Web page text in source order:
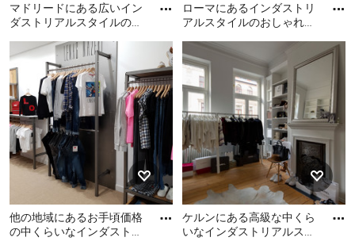
マドリードにある広いイン
ダストリアルスタイルのお
ーゼットの写真
マドリードにある広いイン
ダストリアルスタイルのお
しゃれなウォークインクロ
ーゼットの写真
ローマにあるインダストリ
アルスタイルのおしゃれな
ローマにあるインダストリ
アルスタイルのおしゃれな
収納・クローゼットの写真
他の地域にあるお手頃価格
の中くらいなインダストリ
ケルンにある高級な中くら
いなインダストリアルスタ